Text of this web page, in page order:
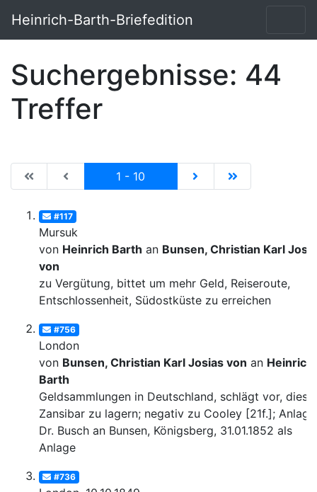
Heinrich-Barth-Briefedition
Suchergebnisse: 44
Treffer
|de:Erste Seite|en:First results page|
|de:Vorhergehende Seite|en:Previous results
1 - 10 |de:Nächste
|de:Letzte
#117
Mursuk
von Heinrich Barth an Bunsen, Christian Karl
von
zu Vergütung, bittet um mehr Geld, Reiseroute,
Entschlossenheit, Südostküste zu erreichen
#756
London
von Bunsen, Christian Karl Josias von an Heinrich
Barth
Geldsammlungen in Deutschland, schlägt vor, diese
Zansibar zu lagern; negativ zu Cooley [21f.];
Dr. Busch an Bunsen, Königsberg, 31.01.1852 als
Anlage
#736